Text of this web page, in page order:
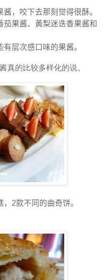
，咬下去那刻觉得很酥。
果酱、 黃梨迷迭香果酱和
层次感口味的果酱。
真的比较多样化的说。
2款不同的曲奇饼。